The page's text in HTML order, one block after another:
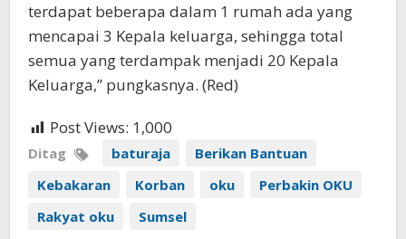
terdapat beberapa dalam 1 rumah ada yang
mencapai 3 Kepala keluarga, sehingga total
semua yang terdampak menjadi 20 Kepala
Keluarga,” pungkasnya. (Red)
Post Views: 1,000
Ditag baturaja
Berikan Bantuan
Kebakaran
Korban oku
Perbakin OKU
Rakyat oku
Sumsel